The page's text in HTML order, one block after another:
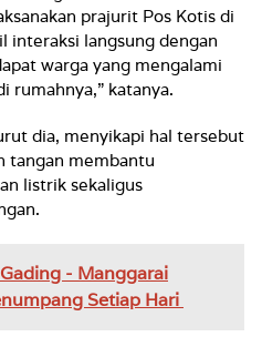
prajurit Pos Kotis di
interaksi langsung dengan
warga yang mengalami
rumahnya,” katanya.
dia, menyikapi hal tersebut
tangan membantu
listrik sekaligus
- Manggarai
Setiap Hari